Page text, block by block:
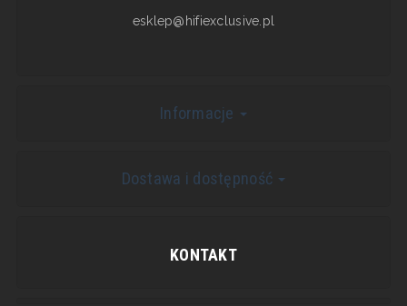
esklep@hifiexclusive.pl
Informacje
Dostawa i dostępność
KONTAKT